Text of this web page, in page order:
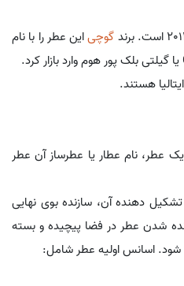
گوچیاین عطر را با نام
هستند.
عطر، نام عطار یا عطرساز آن عطر
دهنده آن، سازنده بوی نهایی
شدن عطر در فضا پیچیده و بسته
اسانس اولیه عطر شامل: